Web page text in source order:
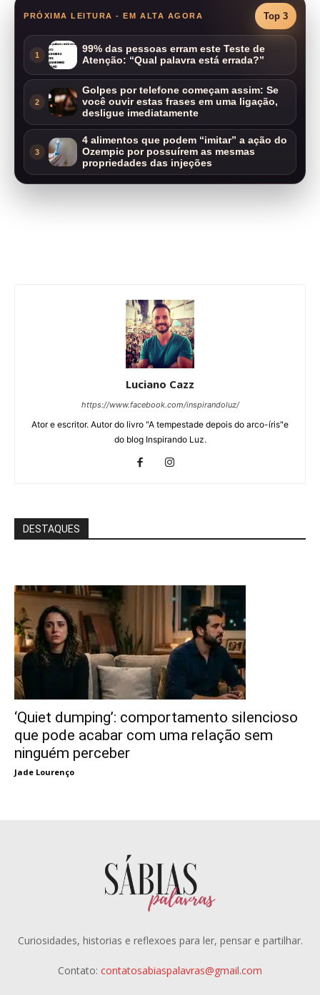
PRÓXIMA LEITURA - EM ALTA AGORA Top 3
1
99% das pessoas erram este Teste de
Atenção: “Qual palavra está errada?”
2
Golpes por telefone começam assim: Se
você ouvir estas frases em uma ligação,
desligue imediatamente
3
4 alimentos que podem “imitar” a ação do
Ozempic por possuírem as mesmas
propriedades das injeções
Luciano Cazz
https://www.facebook.com/inspirandoluz/
Ator e escritor. Autor do livro "A tempestade depois do arco-íris"e
do blog Inspirando Luz.
DESTAQUES
‘Quiet dumping’: comportamento silencioso
que pode acabar com uma relação sem
ninguém perceber
Jade Lourenço
Curiosidades, historias e reflexoes para ler, pensar e partilhar.
Contato: contatosabiaspalavras@gmail.com